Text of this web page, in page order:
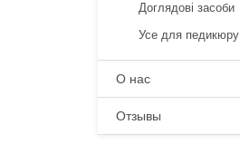
Доглядові засоби
Усе для педикюру
О нас
Отзывы